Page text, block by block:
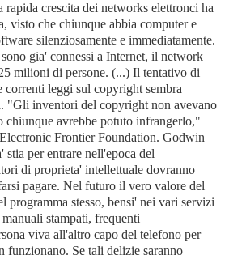
crescita dei networks elettronci ha
visto che chiunque abbia computer e
silenziosamente e immediatamente.
gia' connessi a Internet, il network
milioni di persone. (...) Il tentativo di
correnti leggi sul copyright sembra
"Gli inventori del copyright non avevano
chiunque avrebbe potuto infrangerlo,"
Frontier Foundation. Godwin
stia per entrare nell'epoca del
di proprieta' intellettuale dovranno
pagare. Nel futuro il vero valore del
programma stesso, bensi' nei vari servizi
stampati, frequenti
viva all'altro capo del telefono per
funzionano. Se tali delizie saranno